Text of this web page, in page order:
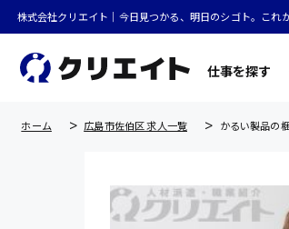
株式会社クリエイト｜今日見つかる、明日のシゴト。これ
仕事を探す
ホーム 広島市佐伯区 求人一覧 かるい製品の